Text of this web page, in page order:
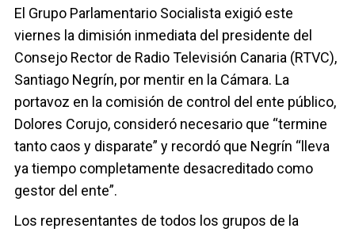
El Grupo Parlamentario Socialista exigió este
viernes la dimisión inmediata del presidente del
Consejo Rector de Radio Televisión Canaria (RTVC),
Santiago Negrín, por mentir en la Cámara. La
portavoz en la comisión de control del ente público,
Dolores Corujo, consideró necesario que “termine
tanto caos y disparate” y recordó que Negrín “lleva
ya tiempo completamente desacreditado como
gestor del ente”.
Los representantes de todos los grupos de la